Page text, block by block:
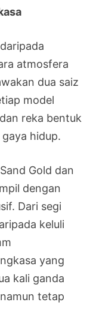
atmosfera
dua saiz
model
reka bentuk
hidup.
Gold dan
dengan
Dari segi
keluli
yang
kali ganda
tetap